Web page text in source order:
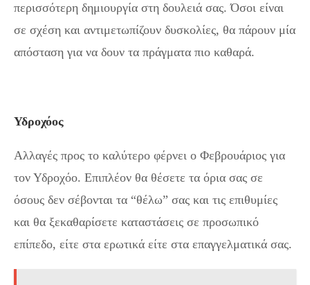
περισσότερη δημιουργία στη δουλειά σας. Όσοι είναι
σε σχέση και αντιμετωπίζουν δυσκολίες, θα πάρουν μία
απόσταση για να δουν τα πράγματα πιο καθαρά.
Υδροχόος
Αλλαγές προς το καλύτερο φέρνει ο Φεβρουάριος για
τον Υδροχόο. Επιπλέον θα θέσετε τα όρια σας σε
όσους δεν σέβονται τα “θέλω” σας και τις επιθυμίες
και θα ξεκαθαρίσετε καταστάσεις σε προσωπικό
επίπεδο, είτε στα ερωτικά είτε στα επαγγελματικά σας.